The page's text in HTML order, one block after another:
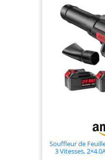
Souffleur de
3 Vitesses,